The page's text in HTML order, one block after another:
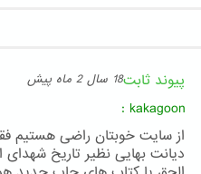
پیوند ثابت18 سال 2 ماه پیش
kakagoon
:
از سایت خوبتان راضی هستیم
دیانت بهایی نظیر تاریخ شهدای